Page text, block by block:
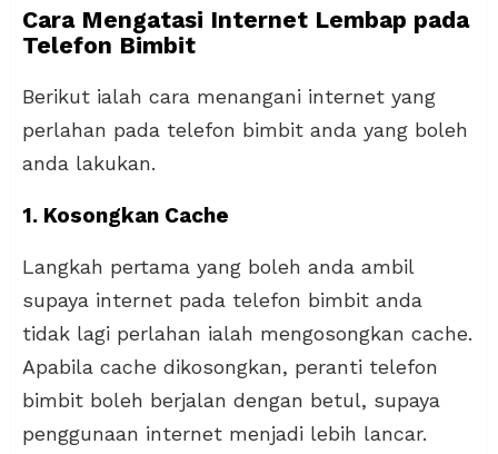
Cara Mengatasi Internet Lembap pada
Telefon Bimbit
Berikut ialah cara menangani internet yang
perlahan pada telefon bimbit anda yang boleh
anda lakukan.
1. Kosongkan Cache
Langkah pertama yang boleh anda ambil
supaya internet pada telefon bimbit anda
tidak lagi perlahan ialah mengosongkan cache.
Apabila cache dikosongkan, peranti telefon
bimbit boleh berjalan dengan betul, supaya
penggunaan internet menjadi lebih lancar.